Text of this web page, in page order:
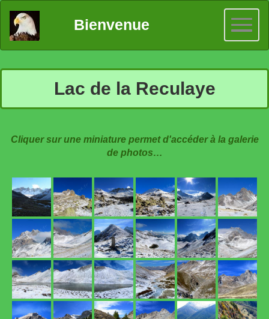
Bienvenue
Lac de la Reculaye
Cliquer sur une miniature permet d'accéder à la galerie
de photos…